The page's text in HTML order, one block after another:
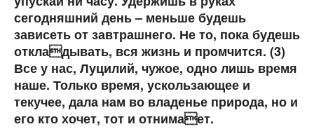
сегодняшний день – меньше будешь
зависеть от завтрашнего. Не то, пока будешь
откладывать, вся жизнь и промчится. (3)
Все у нас, Луцилий, чужое, одно лишь время
наше. Только время, ускользающее и
текучее, дала нам во владенье природа, но и
его кто хочет, тот и отнимает.